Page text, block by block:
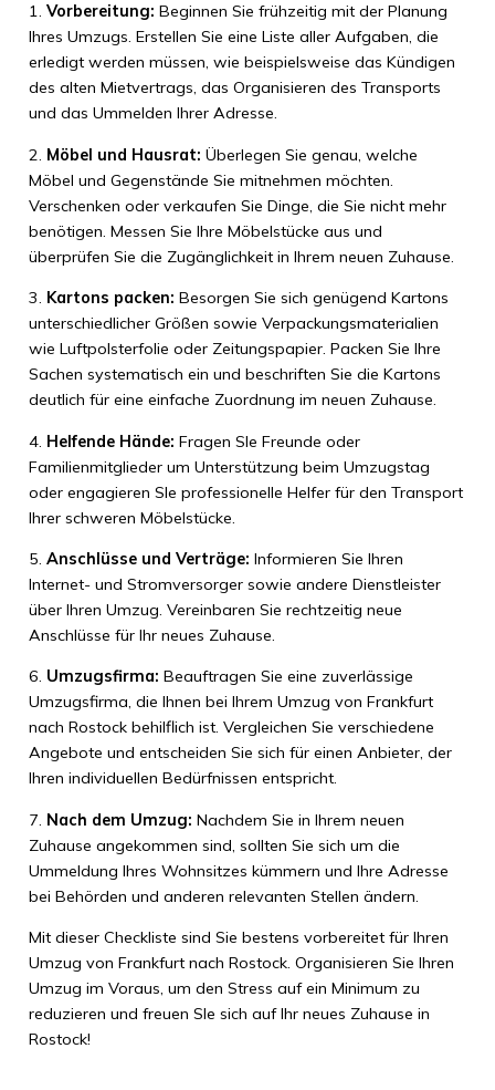
1. Vorbereitung: Beginnen Sie frühzeitig mit der Planung
Ihres Umzugs. Erstellen Sie eine Liste aller Aufgaben, die
erledigt werden müssen, wie beispielsweise das Kündigen
des alten Mietvertrags, das Organisieren des Transports
und das Ummelden Ihrer Adresse.
2. Möbel und Hausrat: Überlegen Sie genau, welche
Möbel und Gegenstände Sie mitnehmen möchten.
Verschenken oder verkaufen Sie Dinge, die Sie nicht mehr
benötigen. Messen Sie Ihre Möbelstücke aus und
überprüfen Sie die Zugänglichkeit in Ihrem neuen Zuhause.
3. Kartons packen: Besorgen Sie sich genügend Kartons
unterschiedlicher Größen sowie Verpackungsmaterialien
wie Luftpolsterfolie oder Zeitungspapier. Packen Sie Ihre
Sachen systematisch ein und beschriften Sie die Kartons
deutlich für eine einfache Zuordnung im neuen Zuhause.
4. Helfende Hände: Fragen SIe Freunde oder
Familienmitglieder um Unterstützung beim Umzugstag
oder engagieren SIe professionelle Helfer für den Transport
Ihrer schweren Möbelstücke.
5. Anschlüsse und Verträge: Informieren Sie Ihren
Internet- und Stromversorger sowie andere Dienstleister
über Ihren Umzug. Vereinbaren Sie rechtzeitig neue
Anschlüsse für Ihr neues Zuhause.
6. Umzugsfirma: Beauftragen Sie eine zuverlässige
Umzugsfirma, die Ihnen bei Ihrem Umzug von Frankfurt
nach Rostock behilflich ist. Vergleichen Sie verschiedene
Angebote und entscheiden Sie sich für einen Anbieter, der
Ihren individuellen Bedürfnissen entspricht.
7. Nach dem Umzug: Nachdem Sie in Ihrem neuen
Zuhause angekommen sind, sollten Sie sich um die
Ummeldung Ihres Wohnsitzes kümmern und Ihre Adresse
bei Behörden und anderen relevanten Stellen ändern.
Mit dieser Checkliste sind Sie bestens vorbereitet für Ihren
Umzug von Frankfurt nach Rostock. Organisieren Sie Ihren
Umzug im Voraus, um den Stress auf ein Minimum zu
reduzieren und freuen SIe sich auf Ihr neues Zuhause in
Rostock!